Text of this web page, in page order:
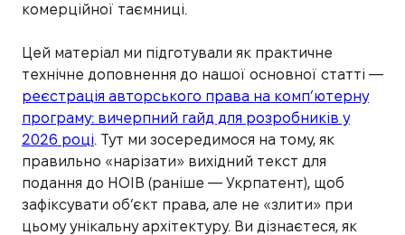
комерційної таємниці.
Цей матеріал ми підготували як практичне
технічне доповнення до нашої основної статті —
реєстрація авторського права на комп’ютерну
програму: вичерпний гайд для розробників у
2026 році. Тут ми зосередимося на тому, як
правильно «нарізати» вихідний текст для
подання до НОІВ (раніше — Укрпатент), щоб
зафіксувати об’єкт права, але не «злити» при
цьому унікальну архітектуру. Ви дізнаєтеся, як